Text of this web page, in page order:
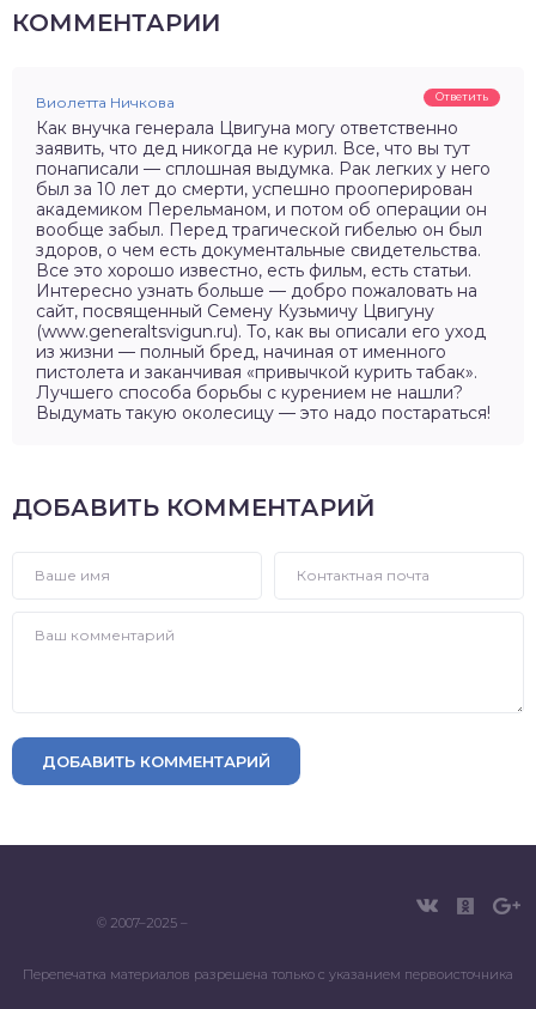
КОММЕНТАРИИ
Виолетта Ничкова Ответить
Как внучка генерала Цвигуна могу ответственно
заявить, что дед никогда не курил. Все, что вы тут
понаписали — сплошная выдумка. Рак легких у него
был за 10 лет до смерти, успешно прооперирован
академиком Перельманом, и потом об операции он
вообще забыл. Перед трагической гибелью он был
здоров, о чем есть документальные свидетельства.
Все это хорошо известно, есть фильм, есть статьи.
Интересно узнать больше — добро пожаловать на
сайт, посвященный Семену Кузьмичу Цвигуну
(www.generaltsvigun.ru). То, как вы описали его уход
из жизни — полный бред, начиная от именного
пистолета и заканчивая «привычкой курить табак».
Лучшего способа борьбы с курением не нашли?
Выдумать такую околесицу — это надо постараться!
ДОБАВИТЬ КОММЕНТАРИЙ
ДОБАВИТЬ КОММЕНТАРИЙ
© 2007–2025 –
Перепечатка материалов разрешена только с указанием первоисточника